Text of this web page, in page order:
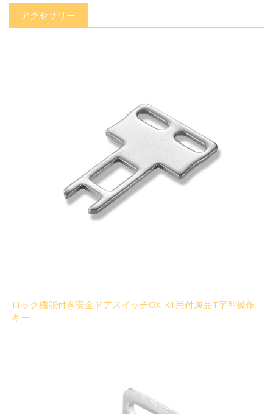
アクセサリー
ロック機能付き安全ドアスイッチOX-K1用付属品T字型操作
キー